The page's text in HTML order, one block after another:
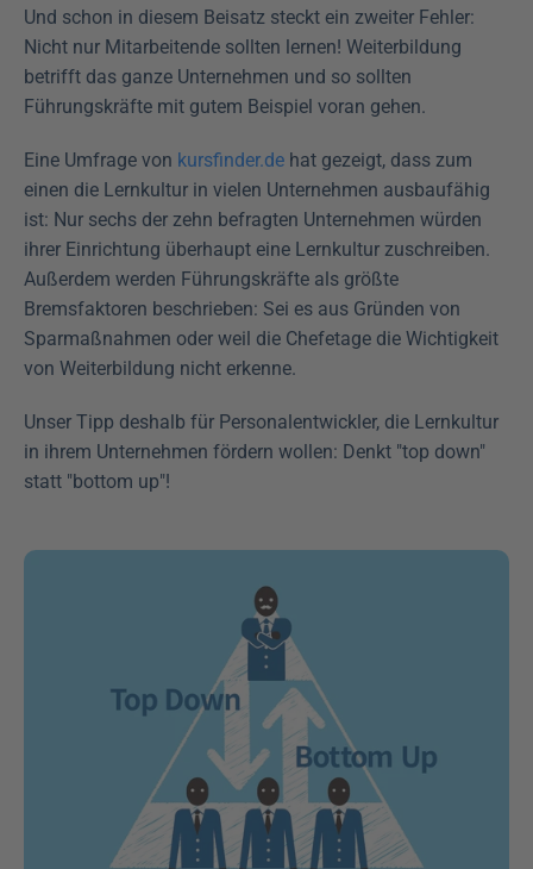
Und schon in diesem Beisatz steckt ein zweiter Fehler:
Nicht nur Mitarbeitende sollten lernen! Weiterbildung
betrifft das ganze Unternehmen und so sollten
Führungskräfte mit gutem Beispiel voran gehen.
Eine Umfrage von kursfinder.de hat gezeigt, dass zum
einen die Lernkultur in vielen Unternehmen ausbaufähig
ist: Nur sechs der zehn befragten Unternehmen würden
ihrer Einrichtung überhaupt eine Lernkultur zuschreiben.
Außerdem werden Führungskräfte als größte
Bremsfaktoren beschrieben: Sei es aus Gründen von
Sparmaßnahmen oder weil die Chefetage die Wichtigkeit
von Weiterbildung nicht erkenne.
Unser Tipp deshalb für Personalentwickler, die Lernkultur
in ihrem Unternehmen fördern wollen: Denkt "top down"
statt "bottom up"!